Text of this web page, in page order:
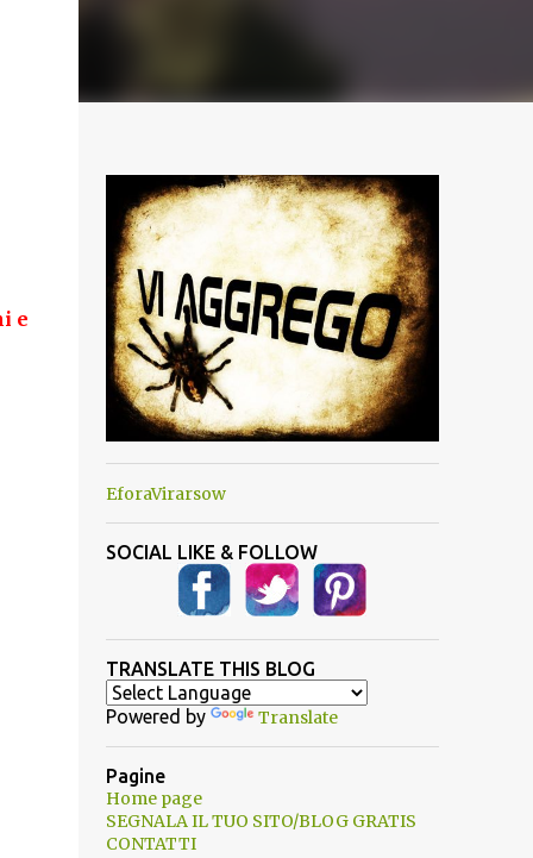
e
EforaVirarsow
SOCIAL LIKE & FOLLOW
TRANSLATE THIS BLOG
Powered by Translate
Pagine
Home page
SEGNALA IL TUO SITO/BLOG GRATIS
CONTATTI